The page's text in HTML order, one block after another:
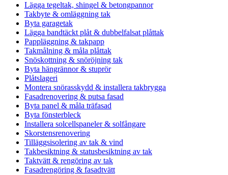
Lägga tegeltak, shingel & betongpannor
Takbyte & omläggning tak
Byta garagetak
Lägga bandtäckt plåt & dubbelfalsat plåttak
Pappläggning & takpapp
Takmålning & måla plåttak
Snöskottning & snöröjning tak
Byta hängrännor & stuprör
Plåtslageri
Montera snörasskydd & installera takbrygga
Fasadrenovering & putsa fasad
Byta panel & måla träfasad
Byta fönsterbleck
Installera solcellspaneler & solfångare
Skorstensrenovering
Tilläggsisolering av tak & vind
Takbesiktning & statusbesiktning av tak
Taktvätt & rengöring av tak
Fasadrengöring & fasadtvätt